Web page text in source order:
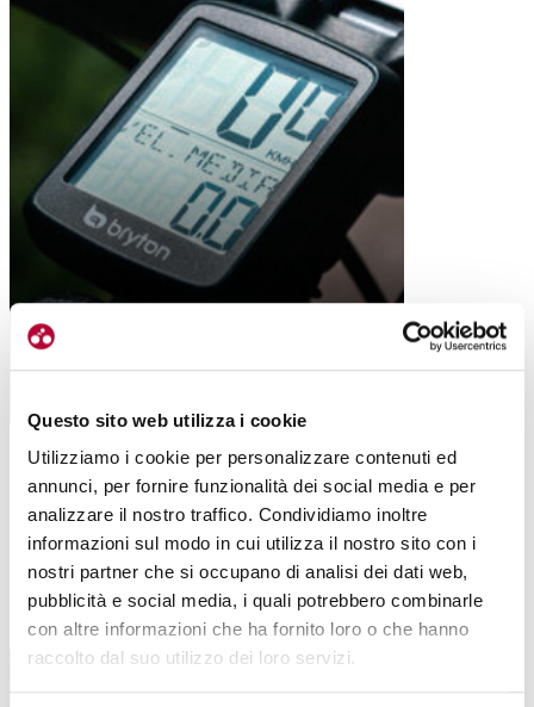
Questo sito web utilizza i cookie
Utilizziamo i cookie per personalizzare contenuti ed
annunci, per fornire funzionalità dei social media e per
analizzare il nostro traffico. Condividiamo inoltre
informazioni sul modo in cui utilizza il nostro sito con i
nostri partner che si occupano di analisi dei dati web,
pubblicità e social media, i quali potrebbero combinarle
con altre informazioni che ha fornito loro o che hanno
raccolto dal suo utilizzo dei loro servizi.
BRYTON GO, IL CICLOCOMPUTER DELLA
TUTTE LE CATEGORIE DEL MAGAZINE